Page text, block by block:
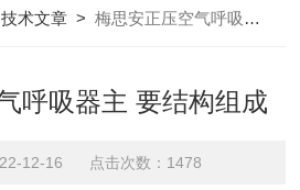
技术文章 >梅思安正压空气呼吸器主 要结构组成
呼吸器主 要结构组成
12-16 点击次数：1478